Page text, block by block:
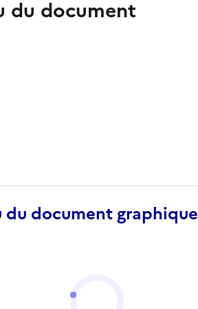
du document
document graphique